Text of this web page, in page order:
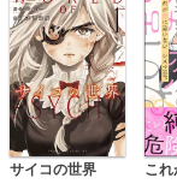
サイコの世界